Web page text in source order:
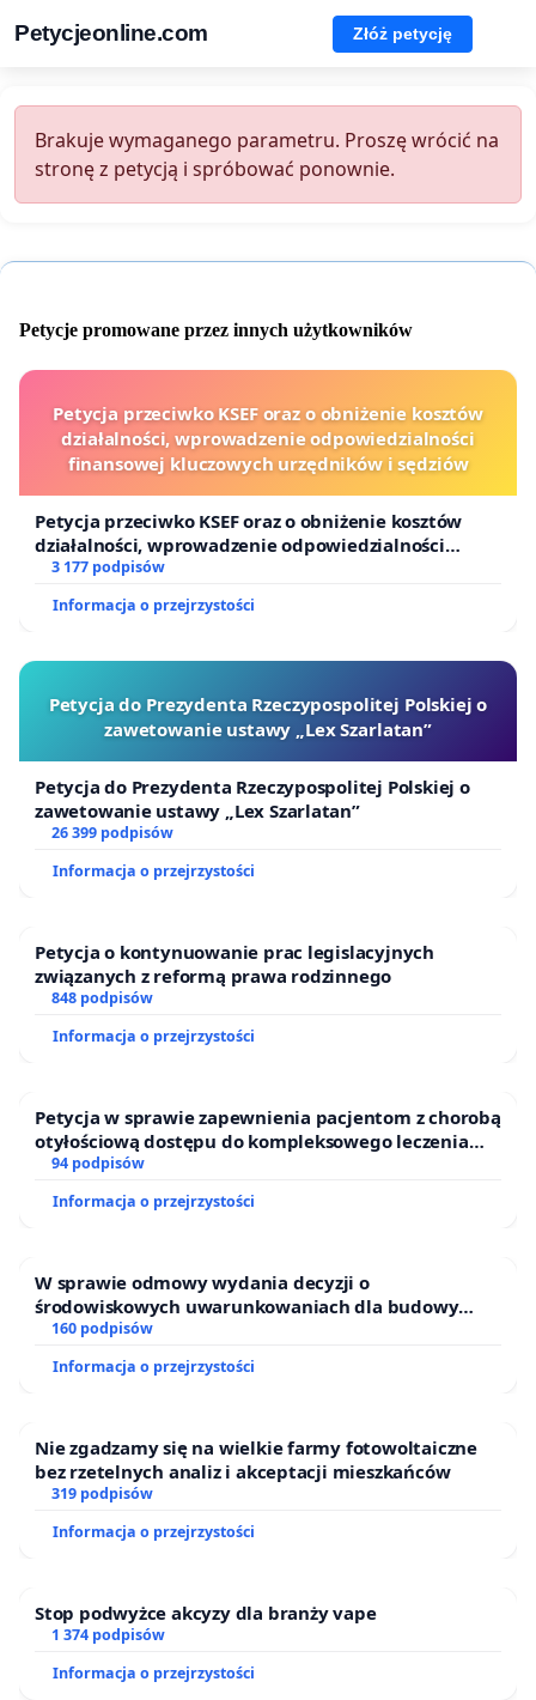
Petycjeonline.com Złóż petycję
Brakuje wymaganego parametru. Proszę wrócić na
stronę z petycją i spróbować ponownie.
Petycje promowane przez innych użytkowników
Petycja przeciwko KSEF oraz o obniżenie kosztów
działalności, wprowadzenie odpowiedzialności
finansowej kluczowych urzędników i sędziów
Petycja przeciwko KSEF oraz o obniżenie kosztów
działalności, wprowadzenie odpowiedzialności
finansowej kluczowych urzędników i sędziów
3 177 podpisów
Informacja o przejrzystości
Petycja do Prezydenta Rzeczypospolitej Polskiej o
zawetowanie ustawy „Lex Szarlatan”
Petycja do Prezydenta Rzeczypospolitej Polskiej o
zawetowanie ustawy „Lex Szarlatan”
26 399 podpisów
Informacja o przejrzystości
Petycja o kontynuowanie prac legislacyjnych
związanych z reformą prawa rodzinnego
848 podpisów
Informacja o przejrzystości
Petycja w sprawie zapewnienia pacjentom z chorobą
otyłościową dostępu do kompleksowego leczenia
oraz programów profilaktycznych.
94 podpisów
Informacja o przejrzystości
W sprawie odmowy wydania decyzji o
środowiskowych uwarunkowaniach dla budowy
zakładu wytwarzania biometanu „Krynki” w
Ostrowiu Południowym oraz ochrony mieszkańców i
Puszczy Knyszyńskiej
160 podpisów
Informacja o przejrzystości
Nie zgadzamy się na wielkie farmy fotowoltaiczne
bez rzetelnych analiz i akceptacji mieszkańców
319 podpisów
Informacja o przejrzystości
Stop podwyżce akcyzy dla branży vape
1 374 podpisów
Informacja o przejrzystości